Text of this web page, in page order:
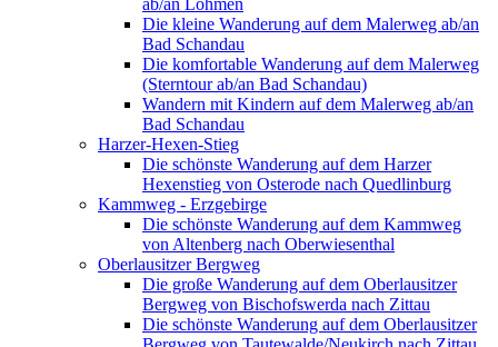
Die kleine Wanderung auf dem Malerweg ab/an
Bad Schandau
Die komfortable Wanderung auf dem Malerweg
(Sterntour ab/an Bad Schandau)
Wandern mit Kindern auf dem Malerweg ab/an
Bad Schandau
Harzer-Hexen-Stieg
Die schönste Wanderung auf dem Harzer
Hexenstieg von Osterode nach Quedlinburg
Kammweg - Erzgebirge
Die schönste Wanderung auf dem Kammweg
von Altenberg nach Oberwiesenthal
Oberlausitzer Bergweg
Die große Wanderung auf dem Oberlausitzer
Bergweg von Bischofswerda nach Zittau
Die schönste Wanderung auf dem Oberlausitzer